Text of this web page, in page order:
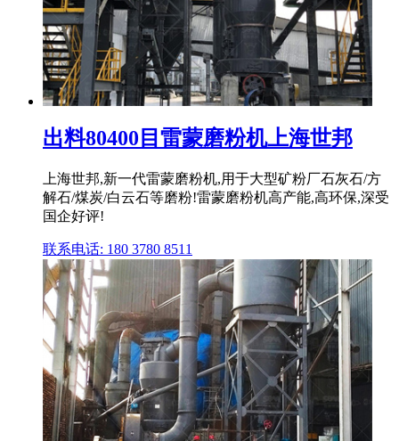
出料80400目雷蒙磨粉机上海世邦
上海世邦,新一代雷蒙磨粉机,用于大型矿粉厂石灰石/方
解石/煤炭/白云石等磨粉!雷蒙磨粉机高产能,高环保,深受
国企好评!
联系电话: 180 3780 8511